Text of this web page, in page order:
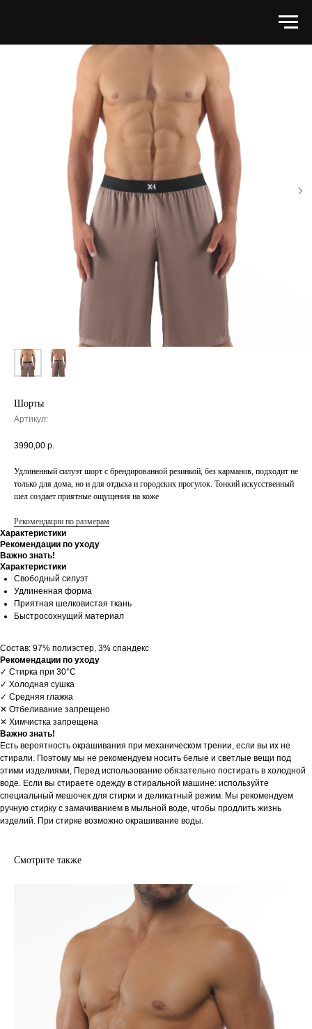
Шорты
Артикул:
3990,00 р.
Удлиненный силуэт шорт с брендированной резинкой, без карманов, подходит не
только для дома, но и для отдыха и городских прогулок. Тонкий искусственный
шел создает приятные ощущения на коже
Рекомендации по размерам
Характеристики
Рекомендации по уходу
Важно знать!
Характеристики
Свободный силуэт
Удлиненная форма
Приятная шелковистая ткань
Быстросохнущий материал
Состав: 97% полиэстер, 3% спандекс
Рекомендации по уходу
✓ Стирка при 30°С
✓ Холодная сушка
✓ Средняя глажка
✕ Отбеливание запрещено
✕ Химчистка запрещена
Важно знать!
Есть вероятность окрашивания при механическом трении, если вы их не
стирали. Поэтому мы не рекомендуем носить белые и светлые вещи под
этими изделиями, Перед использование обязательно постирать в холодной
воде. Если вы стираете одежду в стиральной машине: используйте
специальный мешочек для стирки и деликатный режим. Мы рекомендуем
ручную стирку с замачиванием в мыльной воде, чтобы продлить жизнь
изделий. При стирке возможно окрашивание воды.
Смотрите также